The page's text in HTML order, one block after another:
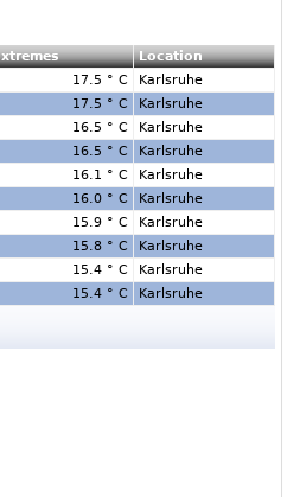
Location
17.5 ° C
Karlsruhe
17.5 ° C
Karlsruhe
16.5 ° C
Karlsruhe
16.5 ° C
Karlsruhe
16.1 ° C
Karlsruhe
16.0 ° C
Karlsruhe
15.9 ° C
Karlsruhe
15.8 ° C
Karlsruhe
15.4 ° C
Karlsruhe
15.4 ° C Karlsruhe